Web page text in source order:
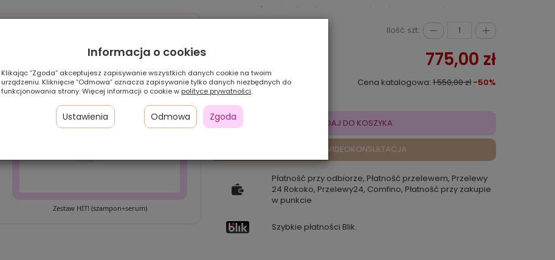
Zestaw HIT! (szampon+serum)
Ilość szt.:
775,00 zł
Cena katalogowa: 1 550,00 zł -50%
DODAJ DO KOSZYKA
VIDEOKONSULTACJA
Płatność przy odbiorze, Płatność przelewem, Przelewy
24 Rokoko, Przelewy24, Comfino, Płatność przy zakupie
w punkcie
Szybkie płatności Blik.
Informacja o cookies
Klikając “Zgoda” akceptujesz zapisywanie wszystkich danych cookie na twoim
urządzeniu. Kliknięcie “Odmowa” oznacza zapisywanie tylko danych niezbędnych do
funkcjonowania strony. Więcej informacji o cookie w polityce prywatności.
Ustawienia Odmowa Zgoda